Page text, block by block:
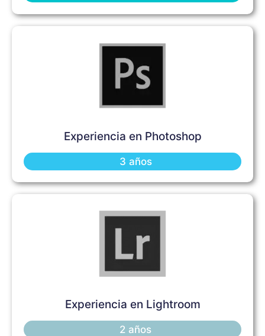
Experiencia en Photoshop
3 años
Experiencia en Lightroom
2 años